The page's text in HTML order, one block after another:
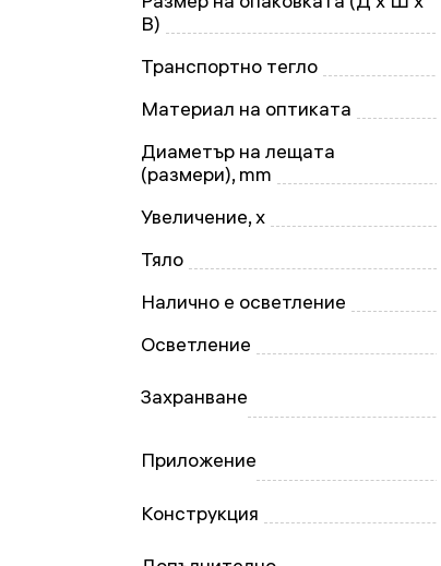
В)
Транспортно тегло
Материал на оптиката
Диаметър на лещата
(размери), mm
Увеличение, x
Тяло
Налично е осветление
Осветление
Захранване
Приложение
Конструкция